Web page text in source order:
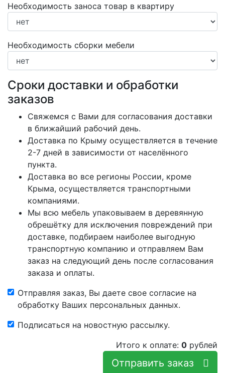
Необходимость заноса товар в квартиру
Необходимость сборки мебели
Сроки доставки и обработки
заказов
Свяжемся с Вами для согласования доставки
в ближайший рабочий день.
Доставка по Крыму осуществляется в течение
2-7 дней в зависимости от населённого
пункта.
Доставка во все регионы России, кроме
Крыма, осуществляется транспортными
компаниями.
Мы всю мебель упаковываем в деревянную
обрешётку для исключения повреждений при
доставке, подбираем наиболее выгодную
транспортную компанию и отправляем Вам
заказ на следующий день после согласования
заказа и оплаты.
Отправляя заказ, Вы даете свое согласие на
обработку Ваших персональных данных.
Подписаться на новостную рассылку.
Итого к оплате: 0 рублей